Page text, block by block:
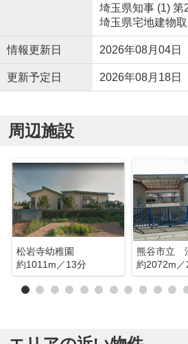
埼玉県知事 (1) 第
埼玉県宅地建物
情報更新日 2026年08月04日
更新予定日 2026年08月18日
周辺施設
松岩寺幼稚園
約1011m／13分
熊谷市立
約2072m／